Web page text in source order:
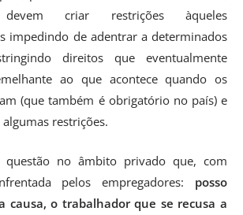
devem criar restrições àqueles
impedindo de adentrar a determinados
direitos que eventualmente
ao que acontece quando os
(que também é obrigatório no país) e
restrições.
questão no âmbito privado que, com
pelos empregadores: posso
causa, o trabalhador que se recusa a